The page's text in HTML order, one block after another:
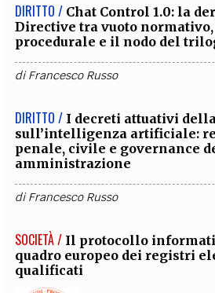
DIRITTO / Chat Control 1.0: la
Directive tra vuoto
procedurale e il nodo del
diFrancesco Russo
DIRITTO / I decreti attuativi
sull’intelligenza artificiale:
penale, civile e governance
amministrazione
diFrancesco Russo
SOCIETÀ / Il protocollo
quadro europeo dei registri
qualificati